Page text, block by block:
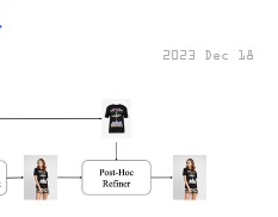
トア
US
2023 Dec 18